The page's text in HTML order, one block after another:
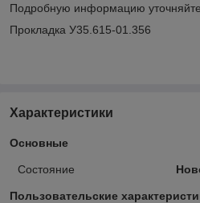
Подробную информацию
Прокладка У35.615-01.356
Характеристики
Основные
Состояние
Пользовательские